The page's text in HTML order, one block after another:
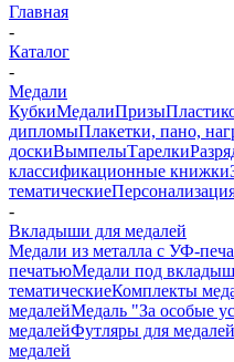
Главная
-
Каталог
-
Медали
КубкиМедалиПризы
дипломыПлакетки, пано,
доскиВымпелыТарелки
классификационные книжки
тематические
-
Вкладыши для медалей
Медали из металла с УФ-
печатьюМедали под вкладыш
тематическиеКомплекты
медалейМедаль "За особые
медалейФутляры для
медалей